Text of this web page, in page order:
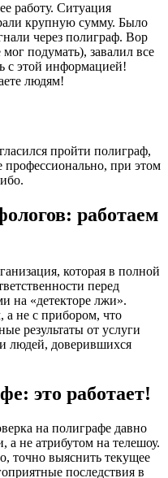
работу. Ситуация
крупную сумму. Было
через полиграф. Вор
подумать), завалил все
с этой информацией!
людям!
пройти полиграф,
профессионально, при этом
работаем
которая в полной
перед
на «детекторе лжи».
а не с прибором, что
результаты от услуги
людей, доверившихся
это работает!
на полиграфе давно
а не атрибутом на телешоу.
точно выяснить текущее
последствия в